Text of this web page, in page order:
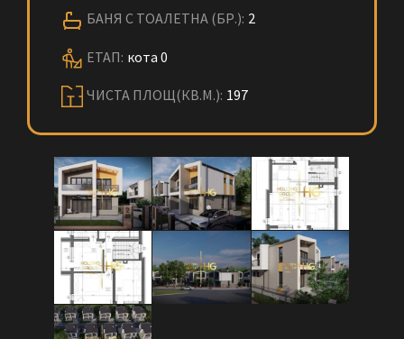
БАНЯ С ТОАЛЕТНА (БР.): 2
ЕТАП: кота 0
ЧИСТА ПЛОЩ(КВ.М.): 197